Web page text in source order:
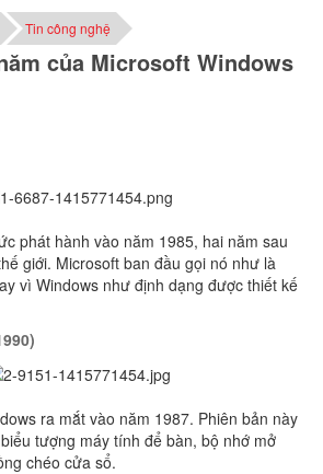
Tin công nghệ
của Microsoft Windows
phát hành vào năm 1985, hai năm sau
giới. Microsoft ban đầu gọi nó như là
vì Windows như định dạng được thiết kế
ra mắt vào năm 1987. Phiên bản này
tượng máy tính để bàn, bộ nhớ mở
chéo cửa sổ.